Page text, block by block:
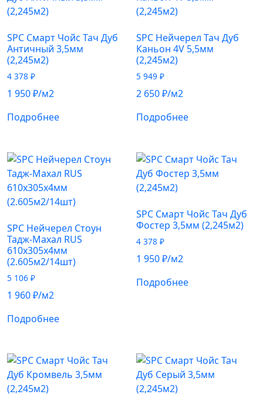
SPC Смарт Чойс Тач Дуб
Античный 3,5мм
(2,245м2)
4 378 ₽
1 950₽/м2
Подробнее
SPC Нейчерел Тач Дуб
Каньон 4V 5,5мм
(2,245м2)
5 949₽
2 650₽/м2
Подробнее
SPC Нейчерел Стоун
Тадж-Махал RUS
610х305х4мм
(2.605м2/14шт)
5 106 ₽
1 960₽/м2
Подробнее
SPC Смарт Чойс Тач Дуб
Фостер 3,5мм (2,245м2)
4 378₽
1 950₽/м2
Подробнее